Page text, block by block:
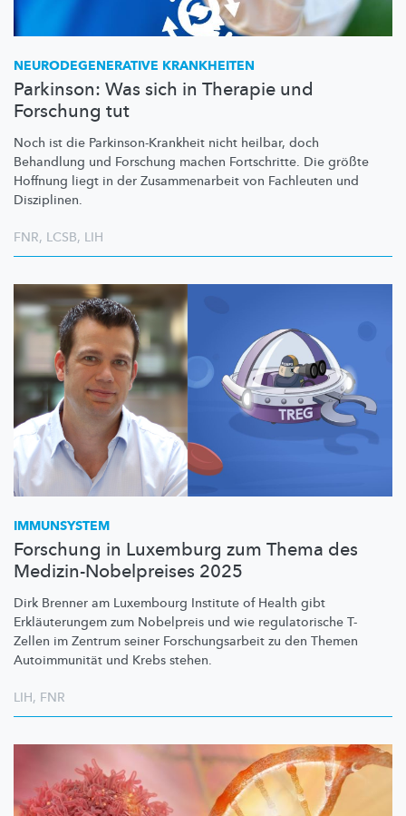
NEURODEGENERATIVE KRANKHEITEN
Parkinson: Was sich in Therapie und
Forschung tut
Noch ist die Parkinson-Krankheit nicht heilbar, doch
Behandlung und Forschung machen Fortschritte. Die größte
Hoffnung liegt in der Zusammenarbeit von Fachleuten und
Disziplinen.
FNR, LCSB, LIH
IMMUNSYSTEM
Forschung in Luxemburg zum Thema des
Medizin-Nobelpreises 2025
Dirk Brenner am Luxembourg Institute of Health gibt
Erkläuterungem zum Nobelpreis und wie regulatorische T-
Zellen im Zentrum seiner Forschungsarbeit zu den Themen
Autoimmunität und Krebs stehen.
LIH, FNR